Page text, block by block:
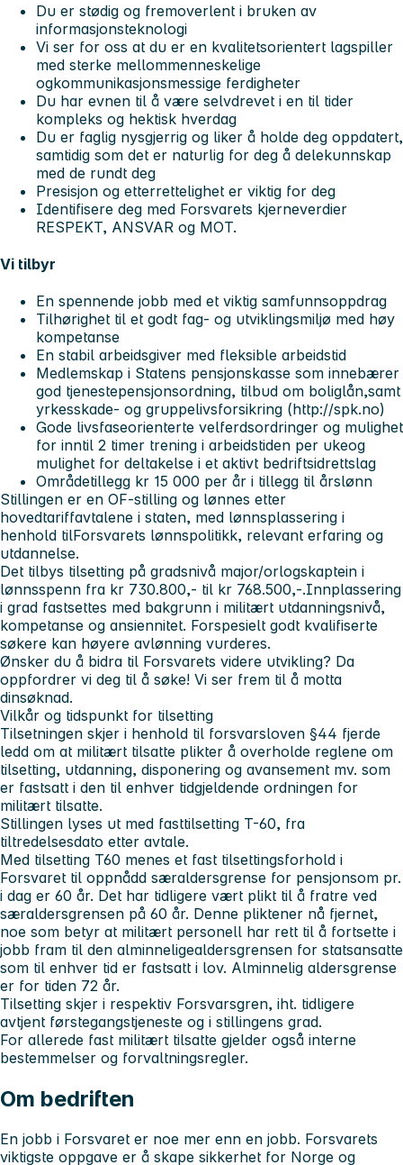
Du er stødig og fremoverlent i bruken av
informasjonsteknologi
Vi ser for oss at du er en kvalitetsorientert lagspiller
med sterke mellommenneskelige
ogkommunikasjonsmessige ferdigheter
Du har evnen til å være selvdrevet i en til tider
kompleks og hektisk hverdag
Du er faglig nysgjerrig og liker å holde deg oppdatert,
samtidig som det er naturlig for deg å delekunnskap
med de rundt deg
Presisjon og etterrettelighet er viktig for deg
Identifisere deg med Forsvarets kjerneverdier
RESPEKT, ANSVAR og MOT.
Vi tilbyr
En spennende jobb med et viktig samfunnsoppdrag
Tilhørighet til et godt fag- og utviklingsmiljø med høy
kompetanse
En stabil arbeidsgiver med fleksible arbeidstid
Medlemskap i Statens pensjonskasse som innebærer
god tjenestepensjonsordning, tilbud om boliglån,samt
yrkesskade- og gruppelivsforsikring (http://spk.no)
Gode livsfaseorienterte velferdsordringer og mulighet
for inntil 2 timer trening i arbeidstiden per ukeog
mulighet for deltakelse i et aktivt bedriftsidrettslag
Områdetillegg kr 15 000 per år i tillegg til årslønn
Stillingen er en OF-stilling og lønnes etter
hovedtariffavtalene i staten, med lønnsplassering i
henhold tilForsvarets lønnspolitikk, relevant erfaring og
utdannelse.
Det tilbys tilsetting på gradsnivå major/orlogskaptein i
lønnsspenn fra kr 730.800,- til kr 768.500,-.Innplassering
i grad fastsettes med bakgrunn i militært utdanningsnivå,
kompetanse og ansiennitet. Forspesielt godt kvalifiserte
søkere kan høyere avlønning vurderes.
Ønsker du å bidra til Forsvarets videre utvikling? Da
oppfordrer vi deg til å søke! Vi ser frem til å motta
dinsøknad.
Vilkår og tidspunkt for tilsetting
Tilsetningen skjer i henhold til forsvarsloven §44 fjerde
ledd om at militært tilsatte plikter å overholde reglene om
tilsetting, utdanning, disponering og avansement mv. som
er fastsatt i den til enhver tidgjeldende ordningen for
militært tilsatte.
Stillingen lyses ut med fasttilsetting T-60, fra
tiltredelsesdato etter avtale.
Med tilsetting T60 menes et fast tilsettingsforhold i
Forsvaret til oppnådd særaldersgrense for pensjonsom pr.
i dag er 60 år. Det har tidligere vært plikt til å fratre ved
særaldersgrensen på 60 år. Denne pliktener nå fjernet,
noe som betyr at militært personell har rett til å fortsette i
jobb fram til den alminneligealdersgrensen for statsansatte
som til enhver tid er fastsatt i lov. Alminnelig aldersgrense
er for tiden 72 år.
Tilsetting skjer i respektiv Forsvarsgren, iht. tidligere
avtjent førstegangstjeneste og i stillingens grad.
For allerede fast militært tilsatte gjelder også interne
bestemmelser og forvaltningsregler.
Om bedriften
En jobb i Forsvaret er noe mer enn en jobb. Forsvarets
viktigste oppgave er å skape sikkerhet for Norge og